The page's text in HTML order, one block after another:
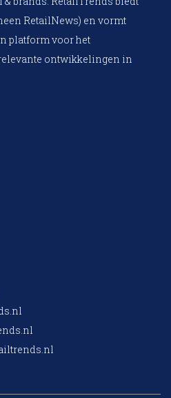
RetailNews) en vormt
platform voor het
ontwikkelingen in